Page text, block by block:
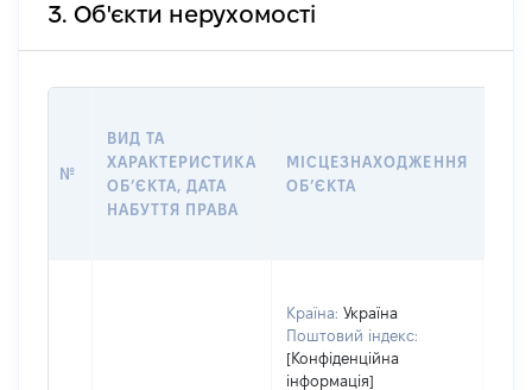
3. Об'єкти нерухомості
№
ВИД ТА
ХАРАКТЕРИСТИКА
ОБʼЄКТА, ДАТА
НАБУТТЯ ПРАВА
МІСЦЕЗНАХОДЖЕННЯ
ОБʼЄКТА
Країна: Україна
Поштовий індекс:
[Конфіденційна
інформація]